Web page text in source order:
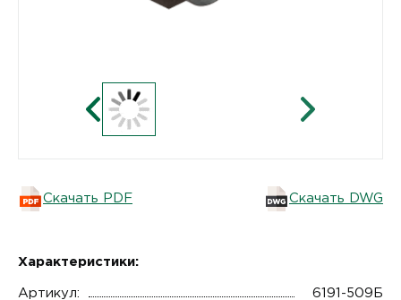
Скачать PDF Скачать DWG
Характеристики:
Артикул:
6191-509Б